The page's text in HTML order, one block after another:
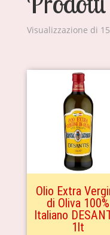
Visualizzazione di
Olio Extra
di Oliva 100%
Italiano
1lt